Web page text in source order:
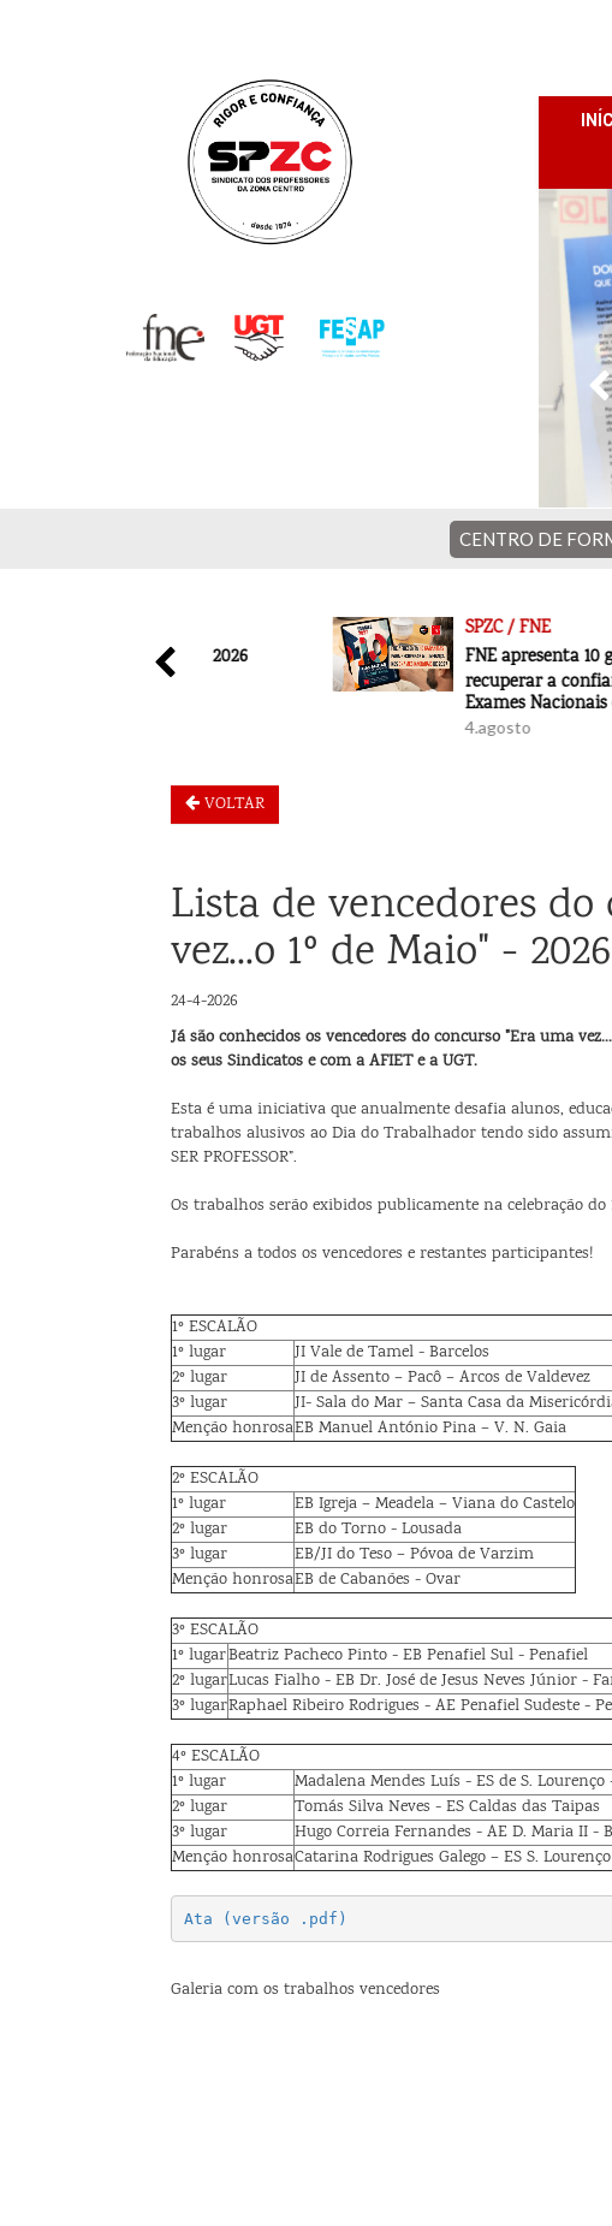
CENTRO DE
SPZC / FNE
FNE apresenta 10 garantias para
recuperar a confiança nos
Exames Nacionais de 2027
VOLTAR
Lista de vencedores
vez...o 1º de Maio" - 2026
24-4-2026
Já são conhecidos os vencedores do concurso "Era uma
os seus Sindicatos e com a AFIET e a UGT.
Esta é uma iniciativa que anualmente desafia alunos,
trabalhos alusivos ao Dia do Trabalhador tendo sido
SER PROFESSOR”.
Os trabalhos serão exibidos publicamente na celebração do
Parabéns a todos os vencedores e restantes participantes!
1º ESCALÃO
1º lugar
JI Vale de Tamel - Barcelos
2º lugar
JI de Assento – Pacô – Arcos de Valdevez
3º lugar
JI- Sala do Mar – Santa Casa da
Menção honrosaEB Manuel António Pina – V. N. Gaia
2º ESCALÃO
1º lugar
EB Igreja – Meadela – Viana do Castelo
2º lugar
EB do Torno - Lousada
3º lugar
EB/JI do Teso – Póvoa de Varzim
Menção honrosaEB de Cabanões - Ovar
3º ESCALÃO
1º lugarBeatriz Pacheco Pinto - EB Penafiel Sul - Penafiel
2º lugarLucas Fialho - EB Dr. José de Jesus Neves Júnior -
3º lugarRaphael Ribeiro Rodrigues - AE Penafiel Sudeste -
4º ESCALÃO
1º lugar
Madalena Mendes Luís - ES de S.
2º lugar
Tomás Silva Neves - ES Caldas das Taipas
3º lugar
Hugo Correia Fernandes - AE D. Maria II -
Menção honrosaCatarina Rodrigues Galego – ES S.
Ata (versão .pdf)
Galeria com os trabalhos vencedores